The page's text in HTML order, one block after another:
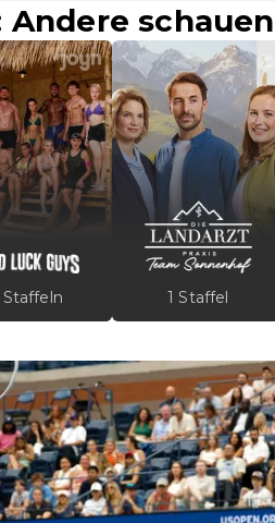
Andere
Staffeln 1 Staffel